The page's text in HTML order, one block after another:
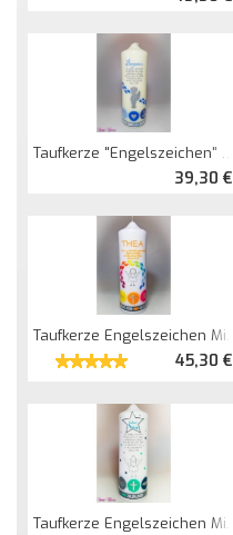
Taufkerze "Engelszeichen" Mit Spruch
39,30 €
Taufkerze Engelszeichen Mit Regenbogenfüsschen
45,30 €
Taufkerze Engelszeichen Mit Sternen